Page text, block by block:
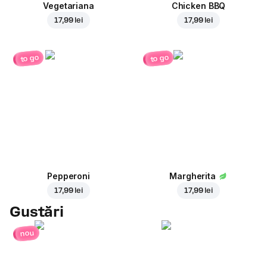
Vegetariana
17,99 lei
Chicken BBQ
17,99 lei
to go
Pepperoni
17,99 lei
to go
Margherita
17,99 lei
Gustări
nou